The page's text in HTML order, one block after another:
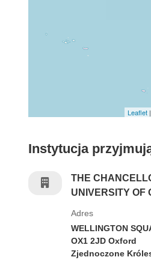
Leaflet
Instytucja
THE
UNIVERSITY OF
Adres
WELLINGTON
OX1 2JD Oxford
Zjednoczone